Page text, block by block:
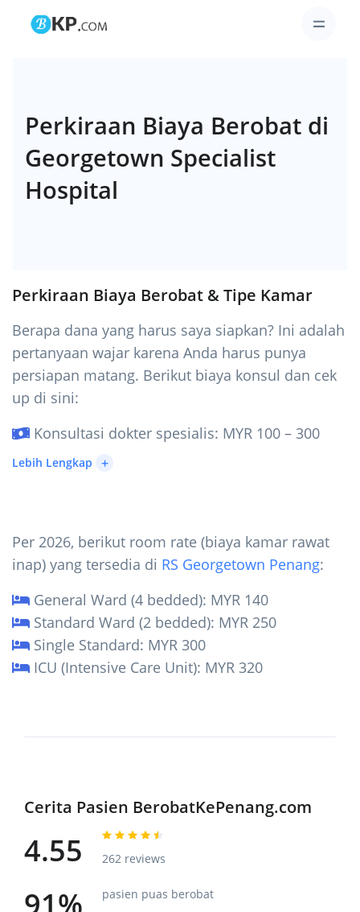
Perkiraan Biaya Berobat di
Georgetown Specialist
Hospital
Perkiraan Biaya Berobat & Tipe Kamar
Berapa dana yang harus saya siapkan? Ini adalah
pertanyaan wajar karena Anda harus punya
persiapan matang. Berikut biaya konsul dan cek
up di sini:
Konsultasi dokter spesialis: MYR 100 – 300
Lebih Lengkap +
Per 2026, berikut room rate (biaya kamar rawat
inap) yang tersedia di RS Georgetown Penang:
General Ward (4 bedded): MYR 140
Standard Ward (2 bedded): MYR 250
Single Standard: MYR 300
ICU (Intensive Care Unit): MYR 320
Cerita Pasien BerobatKePenang.com
4.55 262 reviews
pasien puas berobat